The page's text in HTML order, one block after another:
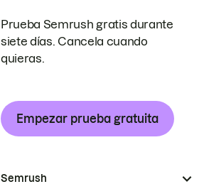
Prueba Semrush gratis durante
siete días. Cancela cuando
quieras.
Empezar prueba gratuita
Semrush